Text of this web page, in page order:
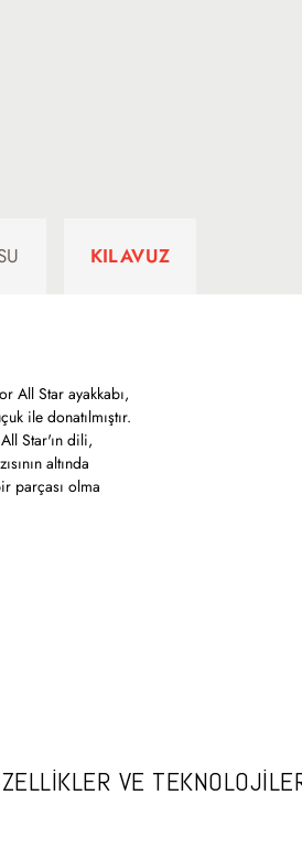
KILAVUZ
All Star ayakkabı,
ile donatılmıştır.
Star'ın dili,
altında
parçası olma
VE